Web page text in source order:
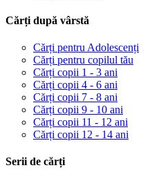
Cărți după vârstă
Cărți pentru Adolescenți
Cărți pentru copilul tău
Cărți copii 1 - 3 ani
Cărți copii 4 - 6 ani
Cărți copii 7 - 8 ani
Cărți copii 9 - 10 ani
Cărți copii 11 - 12 ani
Cărți copii 12 - 14 ani
Serii de cărți